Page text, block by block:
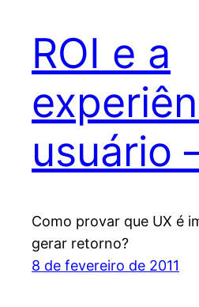
ROI e a
usuário
Como provar que UX é
gerar retorno?
8 de fevereiro de 2011